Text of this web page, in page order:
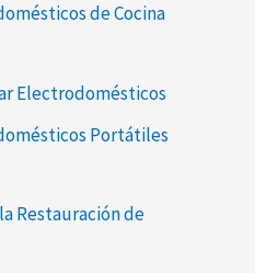
de Cocina
Electrodomésticos
Portátiles
Restauración de